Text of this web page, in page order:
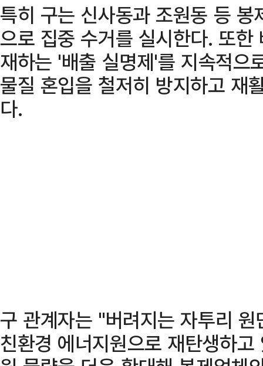
특히 구는 신사동과 조원동 등
으로 집중 수거를 실시한다. 또
재하는 '배출 실명제'를 지속적으
물질 혼입을 철저히 방지하고 재
다.
구 관계자는 "버려지는 자투리
친환경 에너지원으로 재탄생하